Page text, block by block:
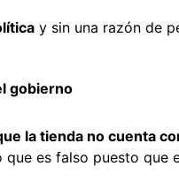
y sin una razón de
gobierno
la tienda no cuenta
es falso puesto